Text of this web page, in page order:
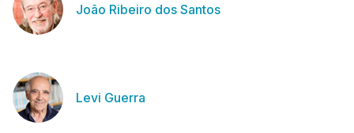
João Ribeiro dos Santos
Levi Guerra